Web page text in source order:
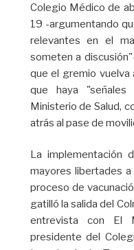
Colegio Médico de
19 -argumentando
relevantes en el
someten a
que el gremio vuelva
que haya
Ministerio de Salud,
atrás al pase de
La implementación
mayores libertades
proceso de
gatilló la salida del
entrevista con El
presidente del